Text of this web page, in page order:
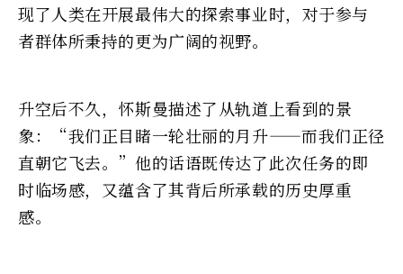
现了人类在开展最伟大的探索事业时，对于参与
者群体所秉持的更为广阔的视野。
升空后不久，怀斯曼描述了从轨道上看到的景
象：“我们正目睹一轮壮丽的月升——而我们正径
直朝它飞去。”他的话语既传达了此次任务的即
时临场感，又蕴含了其背后所承载的历史厚重
感。